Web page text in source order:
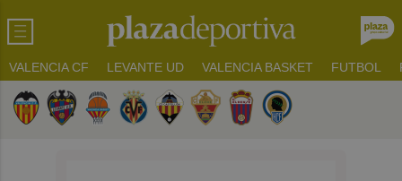
VALENCIA CF LEVANTE UD VALENCIA BASKET FUTBOL